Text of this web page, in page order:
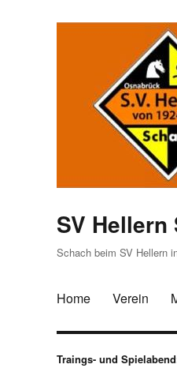
SV Hellern
Schach beim SV Hellern
Home Verein
Traings- und